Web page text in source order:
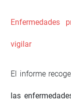
Enfermedades
vigilar
El informe
las